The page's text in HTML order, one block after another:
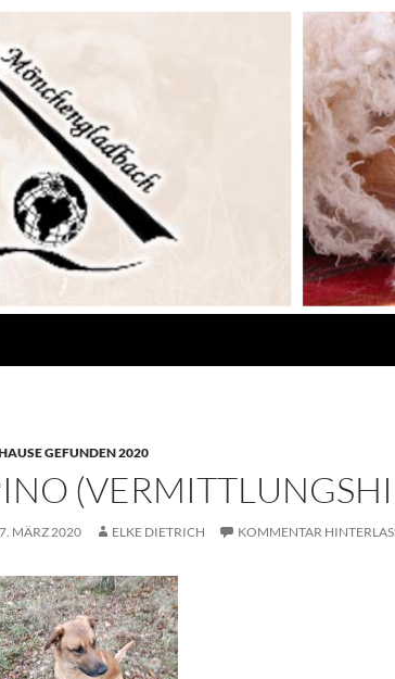
GEFUNDEN 2020
7. MÄRZ 2020 ELKE DIETRICH KOMMENTAR